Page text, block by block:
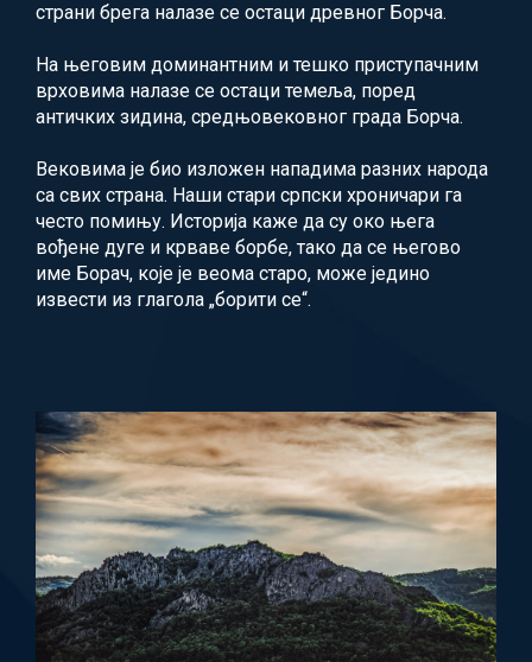
страни брега налазе се остаци древног Борча.
На његовим доминантним и тешко приступачним
врховима налазе се остаци темеља, поред
античких зидина, средњовековног града Борча.
Вековима је био изложен нападима разних народа
са свих страна. Наши стари српски хроничари га
често помињу. Историја каже да су око њега
вођене дуге и крваве борбе, тако да се његово
име Борач, које је веома старо, може једино
извести из глагола „борити се“.